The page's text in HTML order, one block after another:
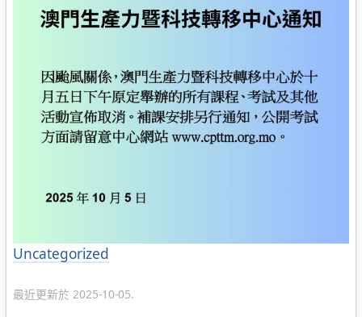
分
Uncategorized
最近更新於 2025-10-05.